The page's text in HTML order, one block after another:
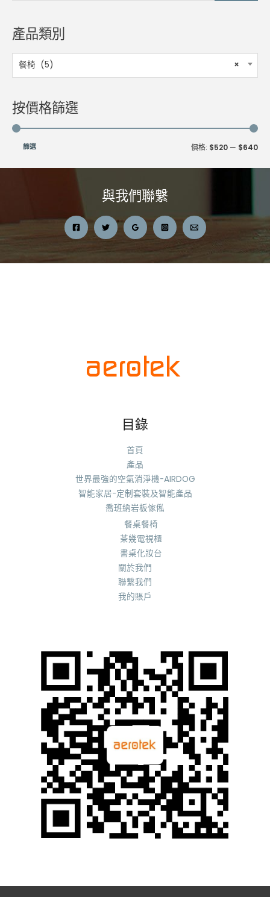
鍵
產品類別
×
餐椅 (5)
按價格篩選
最最
篩選 價格: $520 — $640
與我們聯繫
目錄
首頁
產品
世界最強的空氣消淨機-AIRDOG
智能家居-定制套裝及智能產品
喬班納岩板傢俬
餐桌餐椅
茶幾電視櫃
書桌化妝台
關於我們
聯繫我們
我的賬戶